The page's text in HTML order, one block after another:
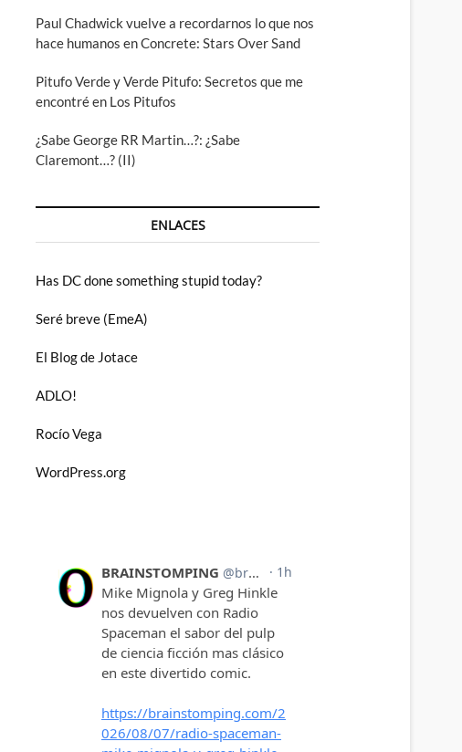
Paul Chadwick vuelve a recordarnos lo que nos
hace humanos en Concrete: Stars Over Sand
Pitufo Verde y Verde Pitufo: Secretos que me
encontré en Los Pitufos
¿Sabe George RR Martin…?: ¿Sabe
Claremont…? (II)
ENLACES
Has DC done something stupid today?
Seré breve (EmeA)
El Blog de Jotace
ADLO!
Rocío Vega
WordPress.org